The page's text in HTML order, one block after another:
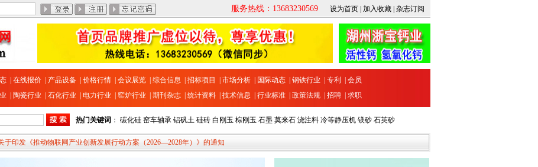
服务热线：13683230569 设为首页 加入收藏 杂志订阅
在线报价 产品设备 价格行情 会议展览 综合信息 招标项目 市场分析 国际动态 钢铁行业 专利
会员
陶瓷行业 石化行业 电力行业 窑炉行业 期刊杂志 统计资料 技术信息 行业标准 政策法规 招聘 求职
热门关键词 ： 碳化硅 窑车轴承 铝矾土 硅砖 白刚玉 棕刚玉 石墨 莫来石 浇注料 冷等静压机 镁砂 石英砂
于印发《推动物联网产业创新发展行动方案（2026—2028年）》的通知